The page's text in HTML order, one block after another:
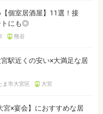
個室居酒屋】11選！接
トにも◎
熊谷
宮駅近くの安い×大満足な居
ま市大宮区 大宮
宮×宴会】におすすめな居